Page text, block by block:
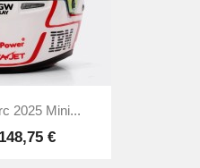
2025 Mini...
148,75 €